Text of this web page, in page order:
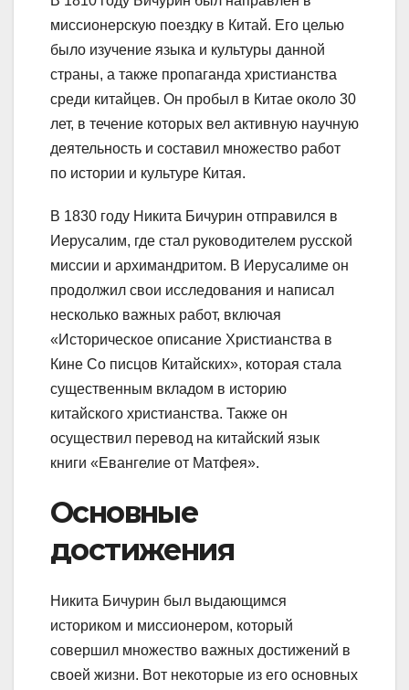
миссионерскую поездку в Китай. Его целью
было изучение языка и культуры данной
страны, а также пропаганда христианства
среди китайцев. Он пробыл в Китае около 30
лет, в течение которых вел активную научную
деятельность и составил множество работ
по истории и культуре Китая.
В 1830 году Никита Бичурин отправился в
Иерусалим, где стал руководителем русской
миссии и архимандритом. В Иерусалиме он
продолжил свои исследования и написал
несколько важных работ, включая
«Историческое описание Христианства в
Кине Co писцов Китайских», которая стала
существенным вкладом в историю
китайского христианства. Также он
осуществил перевод на китайский язык
книги «Евангелие от Матфея».
Основные
достижения
Никита Бичурин был выдающимся
историком и миссионером, который
совершил множество важных достижений в
своей жизни. Вот некоторые из его основных